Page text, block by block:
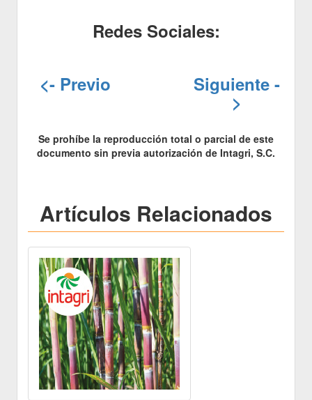
Redes Sociales:
<- Previo Siguiente -
>
Se prohíbe la reproducción total o parcial de este
documento sin previa autorización de Intagri, S.C.
Artículos Relacionados